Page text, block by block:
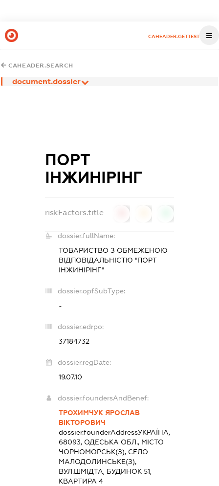
CAHEADER.GETTEST
CAHEADER.SEARCH
document.dossier
ПОРТ
ІНЖИНІРІНГ
riskFactors.title
dossier.fullName:
ТОВАРИСТВО З ОБМЕЖЕНОЮ
ВІДПОВІДАЛЬНІСТЮ "ПОРТ
ІНЖИНІРІНГ"
dossier.opfSubType:
-
dossier.edrpo:
37184732
dossier.regDate:
19.07.10
dossier.foundersAndBenef:
ТРОХИМЧУК ЯРОСЛАВ
ВІКТОРОВИЧ
dossier.founderAddressУКРАЇНА,
68093, ОДЕСЬКА ОБЛ., МІСТО
ЧОРНОМОРСЬК(З), СЕЛО
МАЛОДОЛИНСЬКЕ(З),
ВУЛ.ШМІДТА, БУДИНОК 51,
КВАРТИРА 4